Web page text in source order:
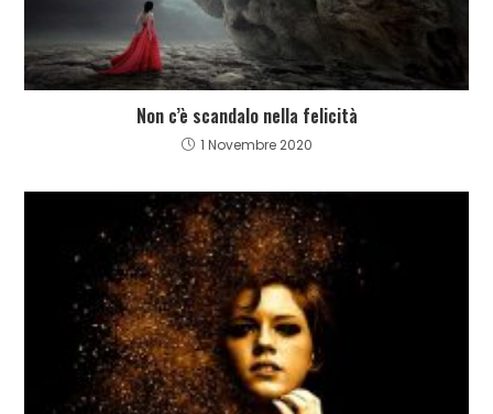
Non c’è scandalo nella felicità
1 Novembre 2020